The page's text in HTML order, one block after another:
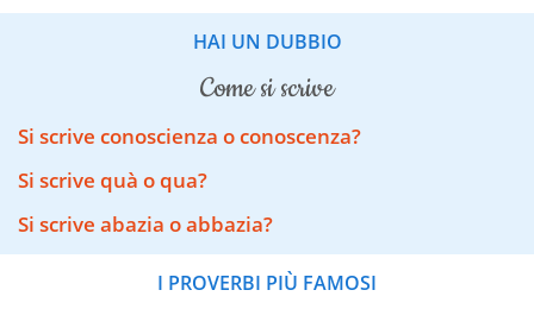
HAI UN DUBBIO
come si scrive
Si scrive conoscienza o conoscenza?
Si scrive quà o qua?
Si scrive abazia o abbazia?
I PROVERBI PIÙ FAMOSI